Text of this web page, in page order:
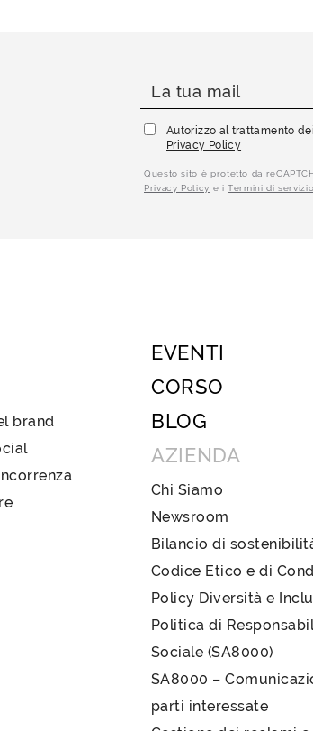
Autorizzo al trattamento
Privacy Policy
Questo sito è protetto da
Privacy Policy e iTermini di servizio
brand
EVENTI
CORSO
BLOG
AZIENDA
Chi Siamo
Newsroom
Bilancio di
Codice Etico e di
Policy Diversità e
Politica di
Sociale (SA8000)
SA8000 –
parti interessate